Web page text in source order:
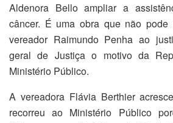
Aldenora Bello ampliar a
câncer. É uma obra que não pode
vereador Raimundo Penha ao
geral de Justiça o motivo da
Ministério Público.
A vereadora Flávia Berthier
recorreu ao Ministério Público